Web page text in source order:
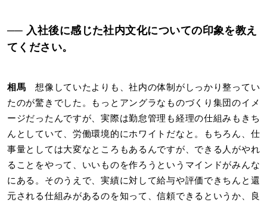
── 入社後に感じた社内文化についての印象を教え
てください。
相馬 想像していたよりも、社内の体制がしっかり整ってい
たのが驚きでした。もっとアングラなものづくり集団のイメ
ージだったんですが、実際は勤怠管理も経理の仕組みもきち
んとしていて、労働環境的にホワイトだなと。もちろん、仕
事量としては大変なところもあるんですが、できる人がやれ
ることをやって、いいものを作ろうというマインドがみんな
にある。そのうえで、実績に対して給与や評価できちんと還
元される仕組みがあるのを知って、信頼できるというか、良